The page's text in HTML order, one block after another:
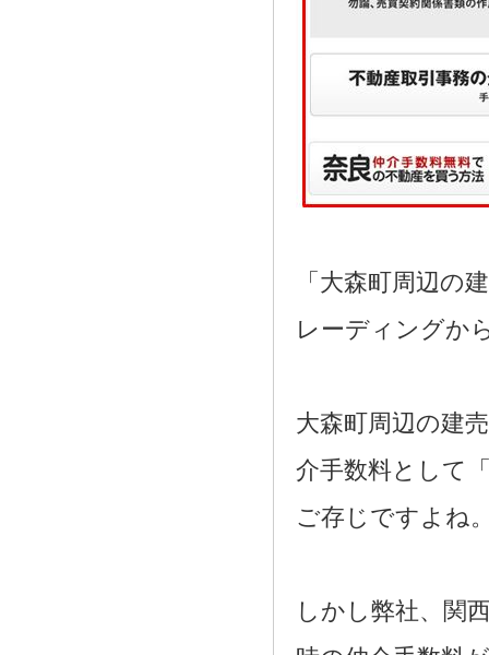
「大森町周辺の
レーディングか
大森町周辺の建
介手数料として
ご存じですよね
しかし弊社、関